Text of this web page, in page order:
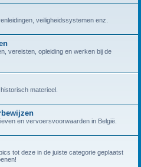
veiligheidssystemen enz.
vereisten, opleiding en werken bij de
materieel.
en vervoersvoorwaarden in België.
tot deze in de juiste categorie geplaatst